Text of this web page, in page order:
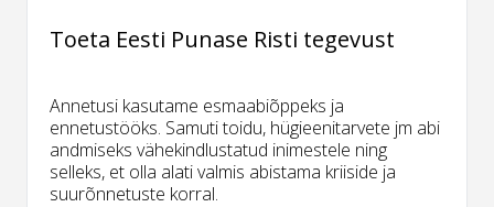
Toeta Eesti Punase Risti tegevust
Annetusi kasutame esmaabiõppeks ja
ennetustööks. Samuti toidu, hügieenitarvete jm abi
andmiseks vähekindlustatud inimestele ning
selleks, et olla alati valmis abistama kriiside ja
suurõnnetuste korral.